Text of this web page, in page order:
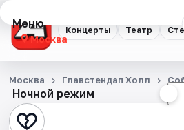
Концерты Театр
Меню
Москва
Концерты
Театр
Ночной режим
Москва Главстендап Холл